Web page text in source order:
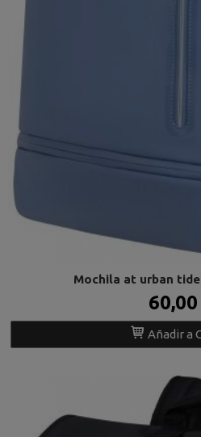
Mochila at urban
Añadir a